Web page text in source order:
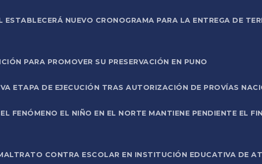
NUEVO CRONOGRAMA PARA LA ENTREGA DE
PARA PROMOVER SU PRESERVACIÓN EN PUNO
ETAPA DE EJECUCIÓN TRAS AUTORIZACIÓN DE PROVÍAS
FENÓMENO EL NIÑO EN EL NORTE MANTIENE PENDIENTE EL
CONTRA ESCOLAR EN INSTITUCIÓN EDUCATIVA DE